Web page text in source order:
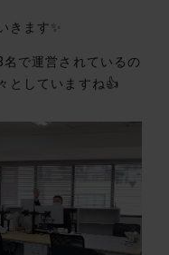
ます✨
で運営されているの
としていますね👍